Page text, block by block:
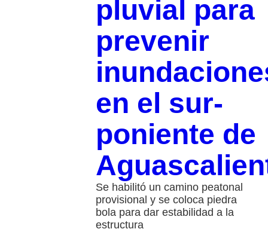
pluvial para
prevenir
en el sur-
poniente de
Se habilitó un camino peatonal
provisional y se coloca piedra
bola para dar estabilidad a la
estructura